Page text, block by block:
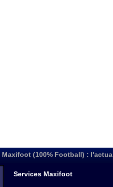
Maxifoot (100% Football) :
Services Maxifoot